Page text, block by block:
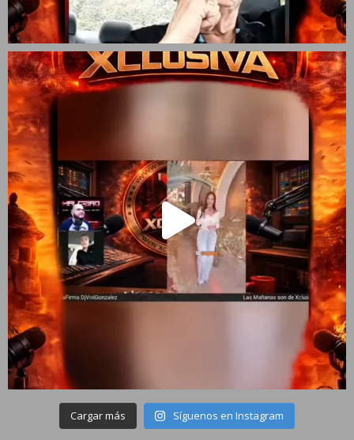
Cargar más Síguenos en Instagram